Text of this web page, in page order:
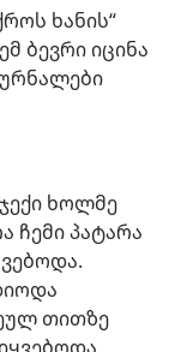
ხანის“
ბევრი იცინა
ხოლმე
ჩემი პატარა
თითზე